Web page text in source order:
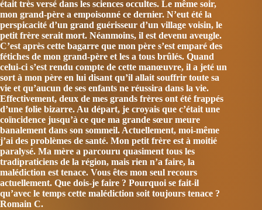
était très versé dans les sciences occultes. Le même soir,
mon grand-père a empoisonné ce dernier. N’eut été la
perspicacité d’un grand guérisseur d’un village voisin, le
petit frère serait mort. Néanmoins, il est devenu aveugle.
C’est après cette bagarre que mon père s’est emparé des
fétiches de mon grand-père et les a tous brûlés. Quand
celui-ci s’est rendu compte de cette manœuvre, il a jeté un
sort à mon père en lui disant qu’il allait souffrir toute sa
vie et qu’aucun de ses enfants ne réussira dans la vie.
Effectivement, deux de mes grands frères ont été frappés
d’une folie bizarre. Au départ, je croyais que c’était une
coïncidence jusqu’à ce que ma grande sœur meure
banalement dans son sommeil. Actuellement, moi-même
j’ai des problèmes de santé. Mon petit frère est à moitié
paralysé. Ma mère a parcouru quasiment tous les
tradipraticiens de la région, mais rien n’a faire, la
malédiction est tenace. Vous êtes mon seul recours
actuellement. Que dois-je faire ? Pourquoi se fait-il
qu’avec le temps cette malédiction soit toujours tenace ?
Romain C.